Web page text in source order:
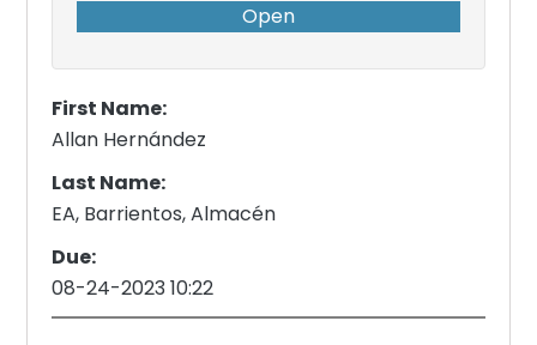
Open
First Name:
Allan Hernández
Last Name:
EA, Barrientos, Almacén
Due:
08-24-2023 10:22